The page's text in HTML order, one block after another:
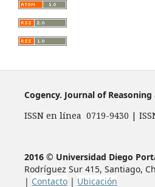
Cogency. Journal of
ISSN en línea 0719-9430 |
2016 © Universidad Diego
Rodríguez Sur 415, Santiago,
| Contacto | Ubicación